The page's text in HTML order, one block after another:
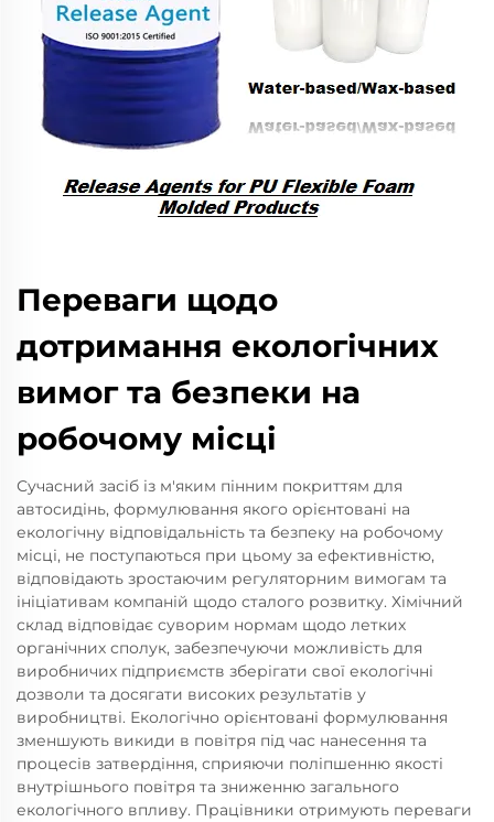
Переваги щодо
дотримання екологічних
вимог та безпеки на
робочому місці
Сучасний засіб із м'яким пінним покриттям для
автосидінь, формулювання якого орієнтовані на
екологічну відповідальність та безпеку на робочому
місці, не поступаються при цьому за ефективністю,
відповідають зростаючим регуляторним вимогам та
ініціативам компаній щодо сталого розвитку. Хімічний
склад відповідає суворим нормам щодо летких
органічних сполук, забезпечуючи можливість для
виробничих підприємств зберігати свої екологічні
дозволи та досягати високих результатів у
виробництві. Екологічно орієнтовані формулювання
зменшують викиди в повітря під час нанесення та
процесів затвердіння, сприяючи поліпшенню якості
внутрішнього повітря та зниженню загального
екологічного впливу. Працівники отримують переваги